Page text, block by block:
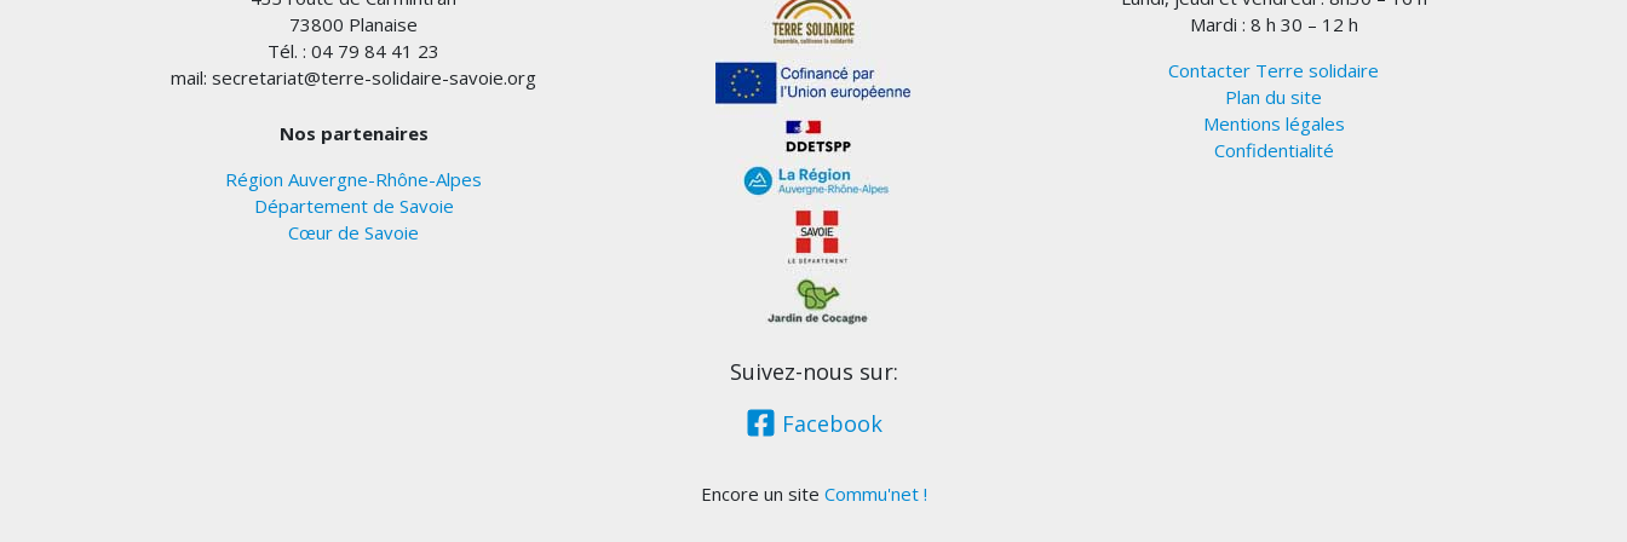
73800 Planaise
Tél. : 04 79 84 41 23
mail: secretariat@terre-solidaire-savoie.org
Nos partenaires
Région Auvergne-Rhône-Alpes
Département de Savoie
Cœur de Savoie
Suivez-nous sur:
Facebook
Mardi : 8 h 30 – 12 h
Contacter Terre solidaire
Plan du site
Mentions légales
Confidentialité
Encore un site Commu'net !